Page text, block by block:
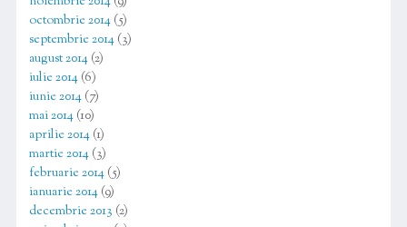
octombrie 2014(5)
septembrie 2014(3)
august 2014(2)
iulie 2014(6)
iunie 2014(7)
mai 2014(10)
aprilie 2014(1)
martie 2014(3)
februarie 2014(5)
ianuarie 2014(9)
decembrie 2013 (2)